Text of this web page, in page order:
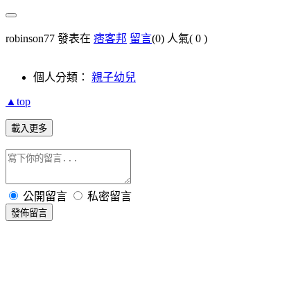
robinson77 發表在 痞客邦 留言(0) 人氣( 0 )
個人分類： 親子幼兒
▲top
載入更多
公開留言 私密留言
發佈留言